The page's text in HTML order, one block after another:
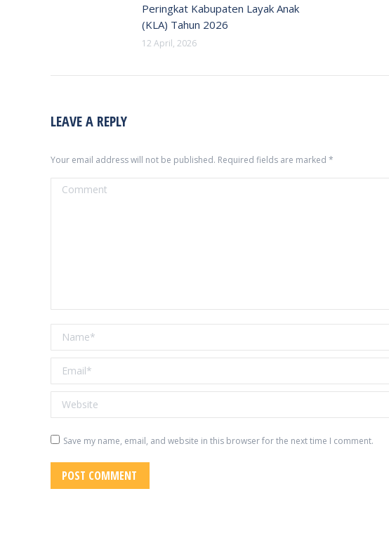
Peringkat Kabupaten Layak Anak
(KLA) Tahun 2026
12 April, 2026
LEAVE A REPLY
Your email address will not be published. Required fields are marked *
Comment
Name *
Email *
Website
Save my name, email, and website in this browser for the next time I comment.
POST COMMENT